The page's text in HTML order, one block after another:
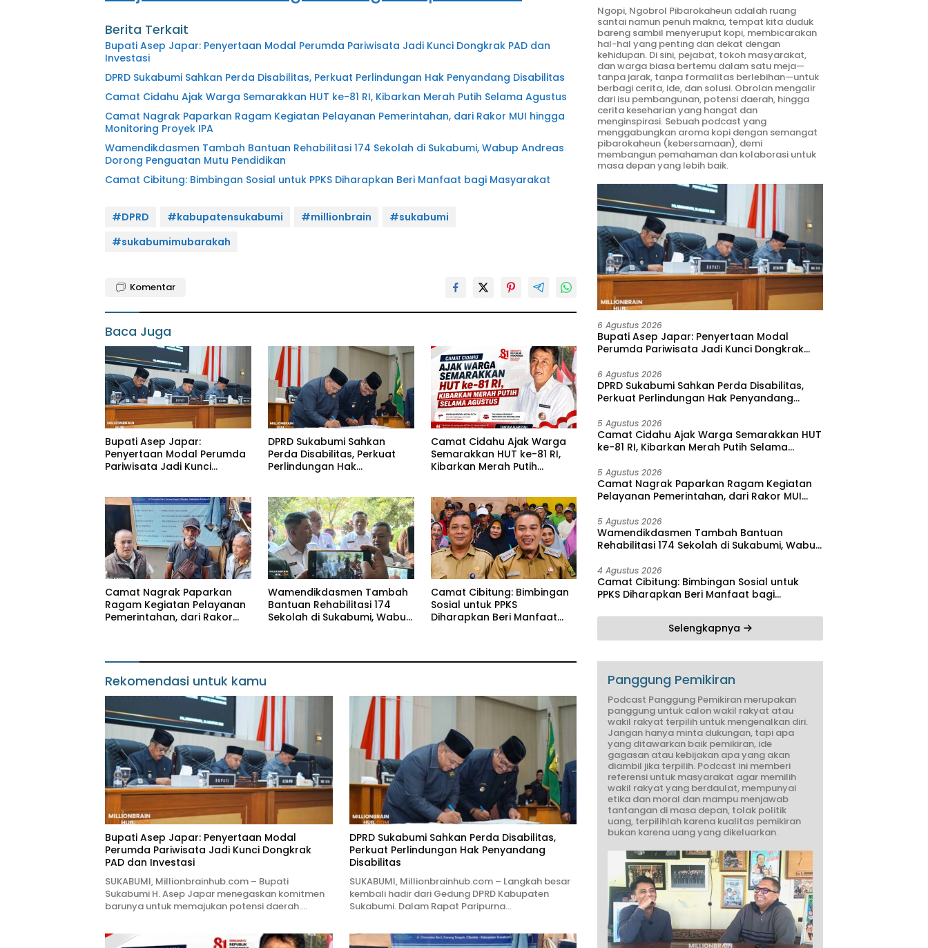
Berita Terkait
Bupati Asep Japar: Penyertaan Modal Perumda Pariwisata Jadi Kunci Dongkrak PAD dan
Investasi
DPRD Sukabumi Sahkan Perda Disabilitas, Perkuat Perlindungan Hak Penyandang Disabilitas
Camat Cidahu Ajak Warga Semarakkan HUT ke-81 RI, Kibarkan Merah Putih Selama Agustus
Camat Nagrak Paparkan Ragam Kegiatan Pelayanan Pemerintahan, dari Rakor MUI hingga
Monitoring Proyek IPA
Wamendikdasmen Tambah Bantuan Rehabilitasi 174 Sekolah di Sukabumi, Wabup Andreas
Dorong Penguatan Mutu Pendidikan
Camat Cibitung: Bimbingan Sosial untuk PPKS Diharapkan Beri Manfaat bagi Masyarakat
#DPRD #kabupatensukabumi #millionbrain
#sukabumi
#sukabumimubarakah
Komentar
Baca Juga
Bupati Asep Japar:
Penyertaan Modal Perumda
Pariwisata Jadi Kunci
DPRD Sukabumi Sahkan
Perda Disabilitas, Perkuat
Perlindungan Hak
Camat Cidahu Ajak Warga
Semarakkan HUT ke-81 RI,
Kibarkan Merah Putih
Camat Nagrak Paparkan
Ragam Kegiatan Pelayanan
Pemerintahan, dari Rakor
Wamendikdasmen Tambah
Bantuan Rehabilitasi 174
Sekolah di Sukabumi, Wabup
Camat Cibitung: Bimbingan
Sosial untuk PPKS
Diharapkan Beri Manfaat
Rekomendasi untuk kamu
Bupati Asep Japar: Penyertaan Modal
Perumda Pariwisata Jadi Kunci Dongkrak
PAD dan Investasi
SUKABUMI, Millionbrainhub.com – Bupati
Sukabumi H. Asep Japar menegaskan komitmen
barunya untuk memajukan potensi daerah….
DPRD Sukabumi Sahkan Perda Disabilitas,
Perkuat Perlindungan Hak Penyandang
Disabilitas
SUKABUMI, Millionbrainhub.com – Langkah besar
kembali hadir dari Gedung DPRD Kabupaten
Sukabumi. Dalam Rapat Paripurna…
Ngopi, Ngobrol Pibarokaheun adalah ruang
santai namun penuh makna, tempat kita duduk
bareng sambil menyeruput kopi, membicarakan
hal-hal yang penting dan dekat dengan
kehidupan. Di sini, pejabat, tokoh masyarakat,
dan warga biasa bertemu dalam satu meja—
tanpa jarak, tanpa formalitas berlebihan—untuk
berbagi cerita, ide, dan solusi. Obrolan mengalir
dari isu pembangunan, potensi daerah, hingga
cerita keseharian yang hangat dan
menginspirasi. Sebuah podcast yang
menggabungkan aroma kopi dengan semangat
pibarokaheun (kebersamaan), demi
membangun pemahaman dan kolaborasi untuk
masa depan yang lebih baik.
6 Agustus 2026
Bupati Asep Japar: Penyertaan Modal
Perumda Pariwisata Jadi Kunci Dongkrak
6 Agustus 2026
DPRD Sukabumi Sahkan Perda Disabilitas,
Perkuat Perlindungan Hak Penyandang
5 Agustus 2026
Camat Cidahu Ajak Warga Semarakkan HUT
ke-81 RI, Kibarkan Merah Putih Selama
5 Agustus 2026
Camat Nagrak Paparkan Ragam Kegiatan
Pelayanan Pemerintahan, dari Rakor MUI
5 Agustus 2026
Wamendikdasmen Tambah Bantuan
Rehabilitasi 174 Sekolah di Sukabumi, Wabup
Pendidikan
4 Agustus 2026
Camat Cibitung: Bimbingan Sosial untuk
PPKS Diharapkan Beri Manfaat bagi
Selengkapnya
Panggung Pemikiran
Podcast Panggung Pemikiran merupakan
panggung untuk calon wakil rakyat atau
wakil rakyat terpilih untuk mengenalkan diri.
Jangan hanya minta dukungan, tapi apa
yang ditawarkan baik pemikiran, ide
gagasan atau kebijakan apa yang akan
diambil jika terpilih. Podcast ini memberi
referensi untuk masyarakat agar memilih
wakil rakyat yang berdaulat, mempunyai
etika dan moral dan mampu menjawab
tantangan di masa depan, tolak politik
uang, terpilihlah karena kualitas pemikiran
bukan karena uang yang dikeluarkan.